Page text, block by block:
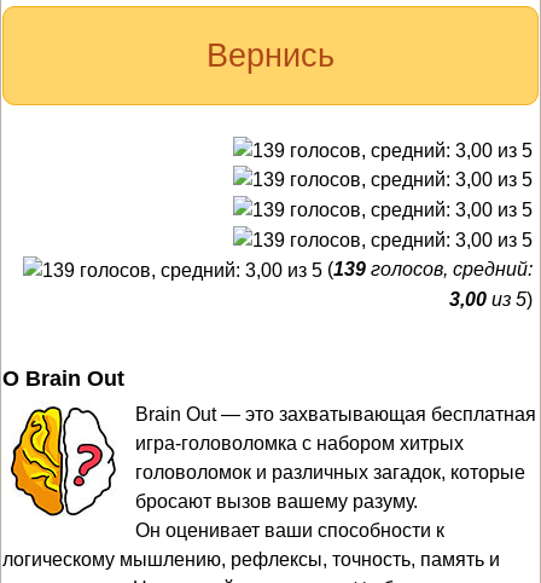
Вернись
(139 голосов, средний:
3,00 из 5)
О Brain Out
Brain Out — это захватывающая бесплатная
игра-головоломка с набором хитрых
головоломок и различных загадок, которые
бросают вызов вашему разуму.
Он оценивает ваши способности к
логическому мышлению, рефлексы, точность, память и